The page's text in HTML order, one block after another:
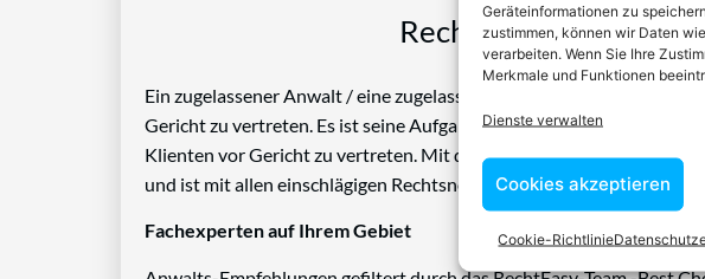
Geräteinformationen zu
zustimmen, können wir Daten
verarbeiten. Wenn Sie Ihre
Merkmale und Funktionen
Dienste verwalten
Cookies akzeptieren
Cookie-Richtlinie
Rechtsproblem
Ein zugelassener Anwalt / eine zugelassen Anwältin ist dafür da,
Gericht zu vertreten. Es ist seine Aufgabe, Dienstleistungen im
Klienten vor Gericht zu vertreten. Mit diesem Wissen kennt er alle
und ist mit allen einschlägigen Rechtsnormen vertraut.
Fachexperten auf Ihrem Gebiet